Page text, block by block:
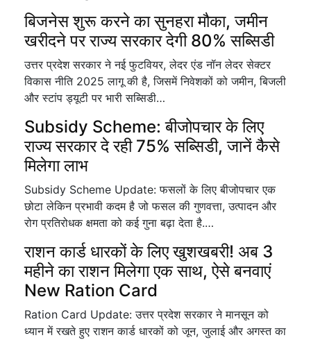
बिजनेस शुरू करने का सुनहरा मौका, जमीन
खरीदने पर राज्य सरकार देगी 80% सब्सिडी
उत्तर प्रदेश सरकार ने नई फुटवियर, लेदर एंड नॉन लेदर सेक्टर
विकास नीति 2025 लागू की है, जिसमें निवेशकों को जमीन, बिजली
और स्टांप ड्यूटी पर भारी सब्सिडी…
Subsidy Scheme: बीजोपचार के लिए
राज्य सरकार दे रही 75% सब्सिडी, जानें कैसे
मिलेगा लाभ
Subsidy Scheme Update: फसलों के लिए बीजोपचार एक
छोटा लेकिन प्रभावी कदम है जो फसल की गुणवत्ता, उत्पादन और
रोग प्रतिरोधक क्षमता को कई गुना बढ़ा देता है.…
राशन कार्ड धारकों के लिए खुशखबरी! अब 3
महीने का राशन मिलेगा एक साथ, ऐसे बनवाएं
New Ration Card
Ration Card Update: उत्तर प्रदेश सरकार ने मानसून को
ध्यान में रखते हुए राशन कार्ड धारकों को जून, जुलाई और अगस्त का